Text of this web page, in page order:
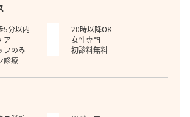
5分以内
20時以降OK
ア
女性専門
フのみ
初診料無料
診療